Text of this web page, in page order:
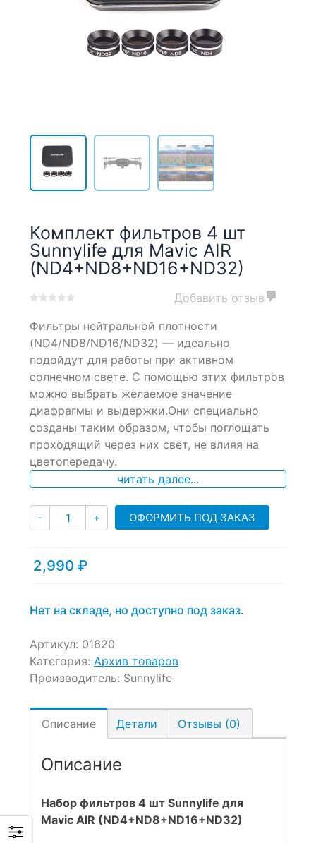
Комплект фильтров 4 шт
Sunnylife для Mavic AIR
(ND4+ND8+ND16+ND32)
out
based
on
customer
ratings
Добавить отзыв
Фильтры нейтральной плотности
(ND4/ND8/ND16/ND32) — идеально
подойдут для работы при активном
солнечном свете. С помощью этих фильтров
можно выбрать желаемое значение
диафрагмы и выдержки.Они специально
созданы таким образом, чтобы поглощать
проходящий через них свет, не влияя на
цветопередачу.
читать далее...
- Количество
+ ОФОРМИТЬ ПОД ЗАКАЗ
2,990 ₽
Нет на складе, но доступно под заказ.
Артикул: 01620
Категория: Архив товаров
Производитель: Sunnylife
Описание Детали Отзывы (0)
Описание
Набор фильтров 4 шт Sunnylife для
Mavic AIR (ND4+ND8+ND16+ND32)